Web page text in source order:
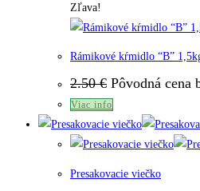
Zľava!
Rámikové kŕmidlo “B”
2.50€ Pôvodná cena
Viac info
Presakovacie viečko